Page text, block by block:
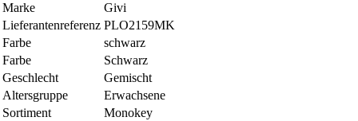
Marke
Givi
Lieferantenreferenz PLO2159MK
Farbe
schwarz
Farbe
Schwarz
Geschlecht
Gemischt
Altersgruppe
Erwachsene
Sortiment
Monokey